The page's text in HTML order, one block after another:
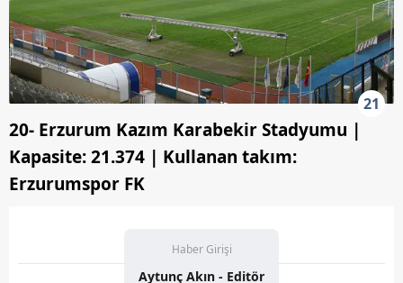
21
20- Erzurum Kazım Karabekir Stadyumu |
Kapasite: 21.374 | Kullanan takım:
Erzurumspor FK
Haber Girişi
Aytunç Akın - Editör